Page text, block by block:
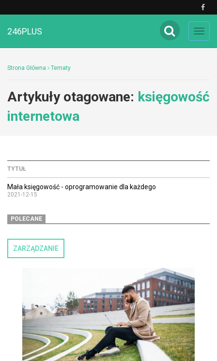
246PLUS
Strona Główna Tematy
Artykuły otagowane: księgowość
internetowa
TYTUŁ
Mała księgowość - oprogramowanie dla każdego
2021-12-15
POLECANE
ZARZĄDZANIE